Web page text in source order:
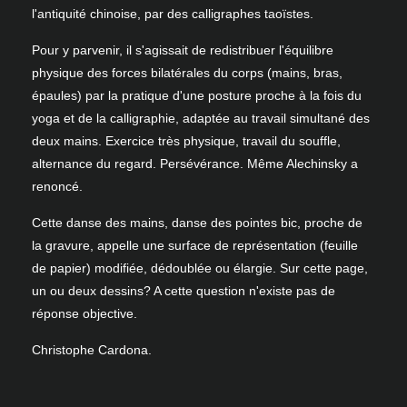
l'antiquité chinoise, par des calligraphes taoïstes.
Pour y parvenir, il s'agissait de redistribuer l'équilibre
physique des forces bilatérales du corps (mains, bras,
épaules) par la pratique d'une posture proche à la fois du
yoga et de la calligraphie, adaptée au travail simultané des
deux mains. Exercice très physique, travail du souffle,
alternance du regard. Persévérance. Même Alechinsky a
renoncé.
Cette danse des mains, danse des pointes bic, proche de
la gravure, appelle une surface de représentation (feuille
de papier) modifiée, dédoublée ou élargie. Sur cette page,
un ou deux dessins? A cette question n'existe pas de
réponse objective.
Christophe Cardona.